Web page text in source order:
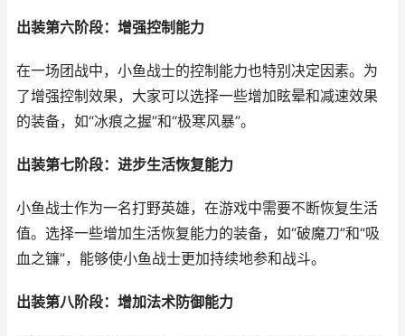
出装第六阶段：增强控制能力
在一场团战中，小鱼战士的控制能力也特别决定因素。为
了增强控制效果，大家可以选择一些增加眩晕和减速效果
的装备，如“冰痕之握”和“极寒风暴”。
出装第七阶段：进步生活恢复能力
小鱼战士作为一名打野英雄，在游戏中需要不断恢复生活
值。选择一些增加生活恢复能力的装备，如“破魔刀”和“吸
血之镰”，能够使小鱼战士更加持续地参和战斗。
出装第八阶段：增加法术防御能力